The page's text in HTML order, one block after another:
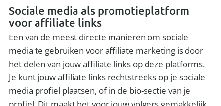
Sociale media als promotieplatform
voor affiliate links
Een van de meest directe manieren om sociale
media te gebruiken voor affiliate marketing is door
het delen van jouw affiliate links op deze platforms.
Je kunt jouw affiliate links rechtstreeks op je sociale
media profiel plaatsen, of in de bio-sectie van je